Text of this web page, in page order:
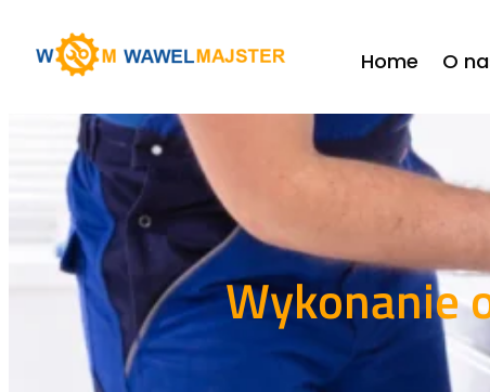
Home O
Wykonanie